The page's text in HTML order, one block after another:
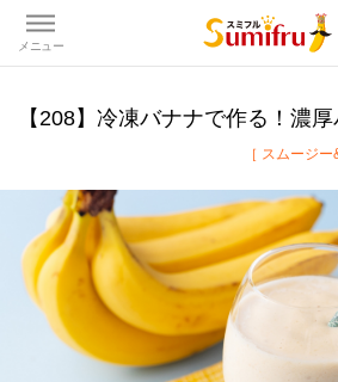
メニュー
【208】冷凍バナナで作る！濃
［ スムージー